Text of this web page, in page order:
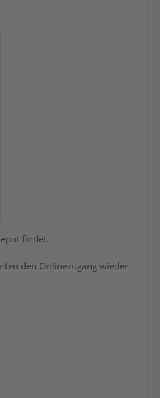
findet.
den Onlinezugang wieder